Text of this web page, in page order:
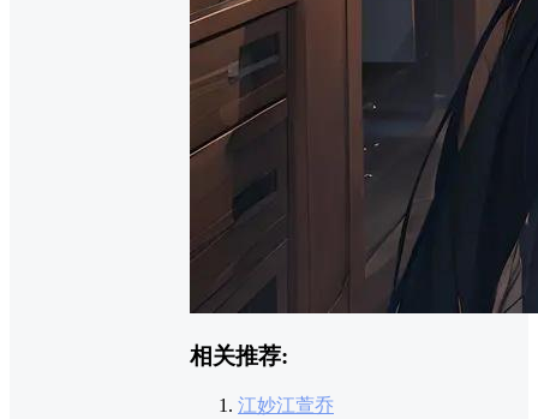
相关推荐:
江妙江萱乔